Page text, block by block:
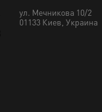
ул. Мечникова 10/2
01133 Киев, Украина